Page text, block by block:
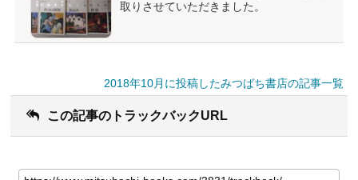
取りさせていただきました。
2018年10月に投稿したみつばち書店の記事一覧
この記事のトラックバックURL